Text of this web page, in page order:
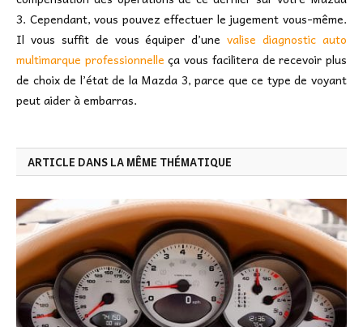
3. Cependant, vous pouvez effectuer le jugement vous-même.
Il vous suffit de vous équiper d’unevalise diagnostic auto
multimarque professionnelle ça vous facilitera de recevoir plus
de choix de l’état de la Mazda 3, parce que ce type de voyant
peut aider à embarras.
ARTICLE DANS LA MÊME THÉMATIQUE